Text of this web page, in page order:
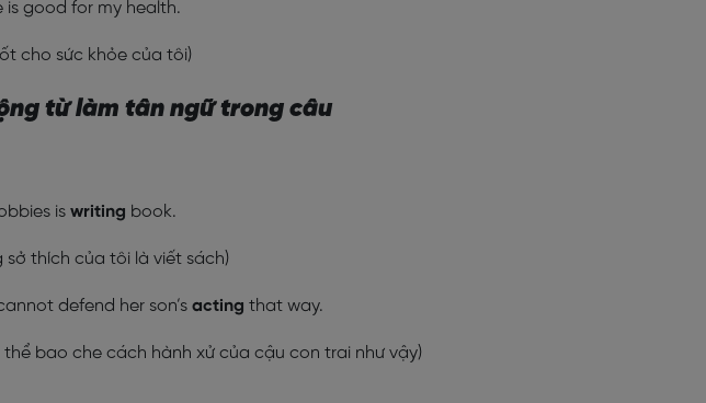
is good for my health.
cho sức khỏe của tôi)
từ làm tân ngữ trong câu
is writing book.
sở thích của tôi là viết sách)
defend her son’s acting that way.
thể bao che cách hành xử của cậu con trai như vậy)